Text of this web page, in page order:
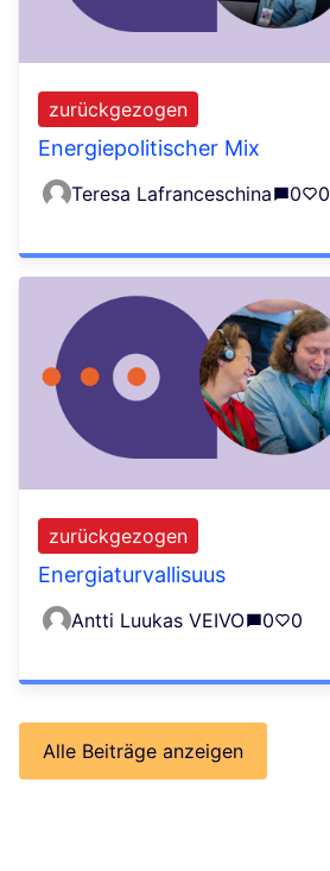
Energiepolitischer Mix
zurückgezogen
Teresa Lafranceschina 0 0
Energiaturvallisuus
zurückgezogen
Antti Luukas VEIVO 0 0
Alle Beiträge anzeigen